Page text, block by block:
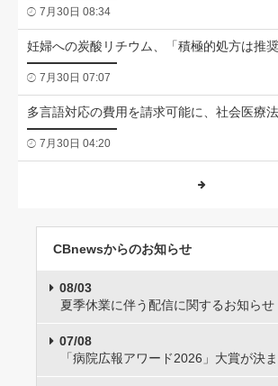
7月30日 08:34
妊婦への炭酸リチウム、「積極的処方は推奨
7月30日 07:07
多言語対応の費用を請求可能に、社会医療
7月30日 04:20
CBnewsからのお知らせ
08/03
夏季休業に伴う配信に関するお知らせ
07/08
「病院広報アワード2026」大賞が決